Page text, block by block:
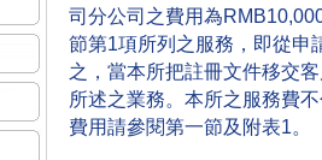
司分公司之費用為
節第1項所列之服務，即從申
之，當本所把註冊文件移交
所述之業務。本所之服務費
費用請參閱第一節及附表1。